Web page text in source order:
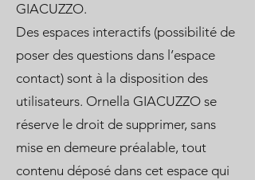
GIACUZZO.
Des espaces interactifs (possibilité de
poser des questions dans l’espace
contact) sont à la disposition des
utilisateurs. Ornella GIACUZZO se
réserve le droit de supprimer, sans
mise en demeure préalable, tout
contenu déposé dans cet espace qui